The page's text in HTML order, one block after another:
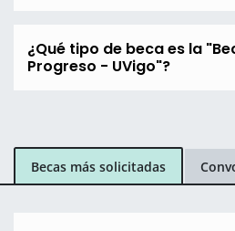
¿Qué tipo de beca es la
Progreso - UVigo"?
Becas más solicitadas